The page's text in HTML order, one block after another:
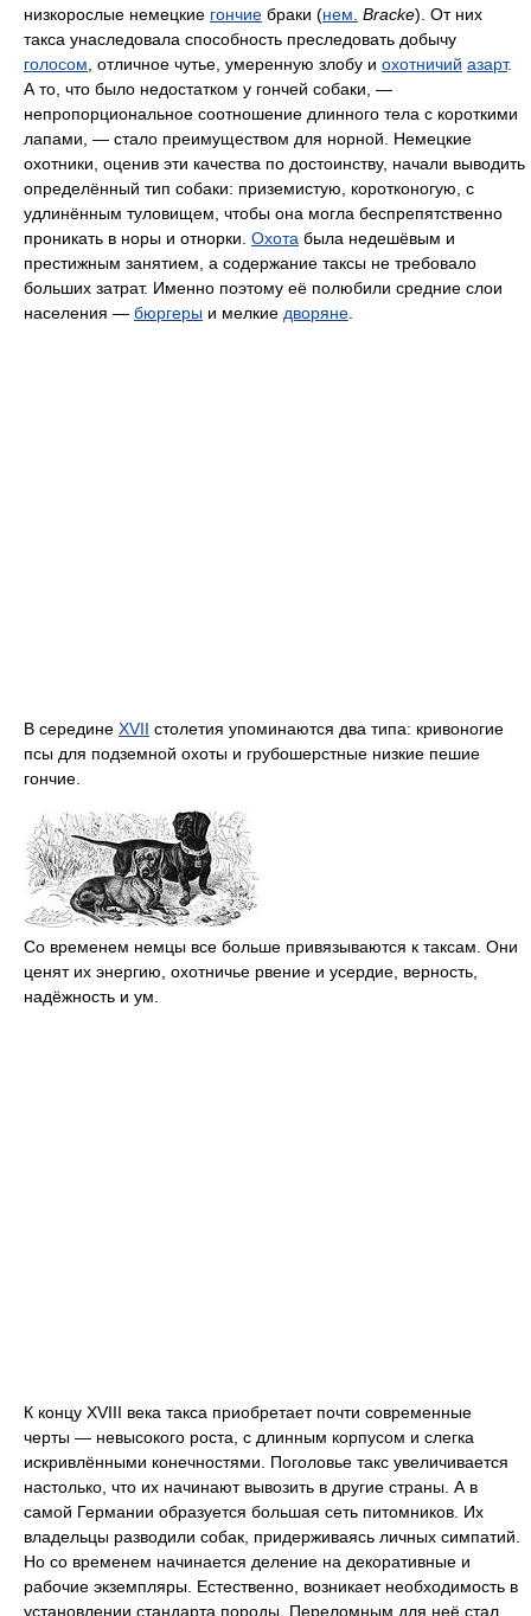
низкорослые немецкие гончие браки (нем. Bracke). От них
такса унаследовала способность преследовать добычу
голосом , отличное чутье, умеренную злобу и охотничий азарт.
А то, что было недостатком у гончей собаки, —
непропорциональное соотношение длинного тела с короткими
лапами, — стало преимуществом для норной. Немецкие
охотники, оценив эти качества по достоинству, начали выводить
определённый тип собаки: приземистую, коротконогую, с
удлинённым туловищем, чтобы она могла беспрепятственно
проникать в норы и отнорки. Охота была недешёвым и
престижным занятием, а содержание таксы не требовало
больших затрат. Именно поэтому её полюбили средние слои
населения — бюргеры и мелкие дворяне
В середине XVII столетия упоминаются два типа: кривоногие
псы для подземной охоты и грубошерстные низкие пешие
гончие.
Со временем немцы все больше привязываются к таксам. Они
ценят их энергию, охотничье рвение и усердие, верность,
надёжность и ум.
К концу XVIII века такса приобретает почти современные
черты — невысокого роста, с длинным корпусом и слегка
искривлёнными конечностями. Поголовье такс увеличивается
настолько, что их начинают вывозить в другие страны. А в
самой Германии образуется большая сеть питомников. Их
владельцы разводили собак, придерживаясь личных симпатий.
Но со временем начинается деление на декоративные и
рабочие экземпляры. Естественно, возникает необходимость в
установлении стандарта породы. Переломным для неё стал